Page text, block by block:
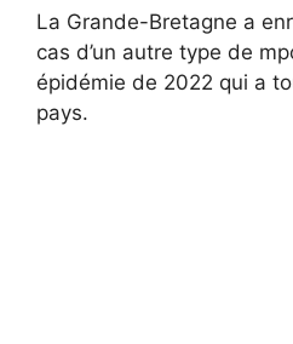
La Grande-Bretagne a
cas d’un autre type de
épidémie de 2022 qui a
pays.